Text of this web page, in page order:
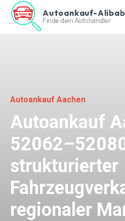
Autoankauf-
Finde dein Autohändler
Autoankauf Aachen
Autoankauf
strukturierter
regionaler